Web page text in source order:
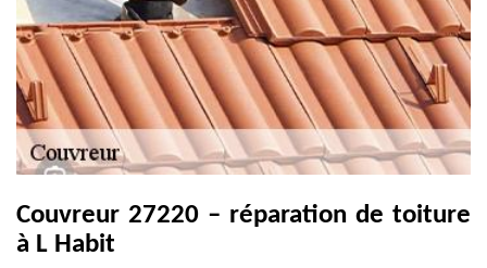
Couvreur 27220 – réparation de toiture
à L Habit